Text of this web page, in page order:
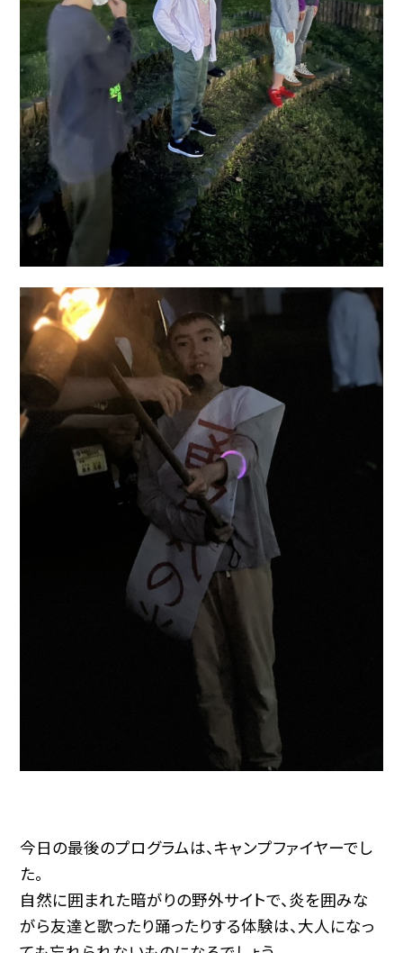
今日の最後のプログラムは、キャンプファイヤーでし
た。
自然に囲まれた暗がりの野外サイトで、炎を囲みな
がら友達と歌ったり踊ったりする体験は、大人になっ